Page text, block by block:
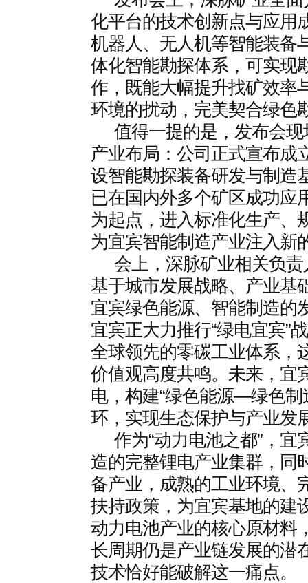
化平台的技术创新点与应用
机器人、无人机等智能装备
体化智能勘探体系，可实现
作，既能大幅提升找矿效率
环境的扰动，完美契合绿色
值得一提的是，发布会
产业布局：公司正式宣布成
设智能勘探装备研发与制造
已在国内外多个矿区成功应
为起点，进入标准化生产、
为宜宾智能制造产业注入新
会上，深脉矿业相关负
基于城市发展战略、产业基
宜宾绿色能源、智能制造的
宜宾正大力推行“绿电宜宾”
全球领先的零碳工业体系，
价值观高度共鸣。未来，宜
电，构建“绿色能源—绿色
环，实现生态保护与产业发
作为“动力电池之都”，
造的完整锂电产业集群，同
备产业，成熟的工业环境、
扶持政策，为宜宾基地的建
动力电池产业的核心原材料
长周期仍是产业链发展的潜
技术恰好能破解这一痛点。